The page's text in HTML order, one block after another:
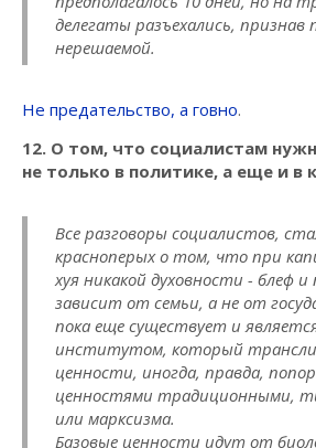
делегаты разъехались, признав
нерешаемой.
Не предательство, а говно.
12. О том, что социалистам
не только в политике, а еще и в
Все разговоры социалистов,
красноперых о том, что при
хуя никакой духовности - блеф
зависит от семьи, а не от
пока еще существует и
институтом, который
ценности, иногда, правда,
ценностями традиционными,
или марксизма.
Базовые ценности идут от